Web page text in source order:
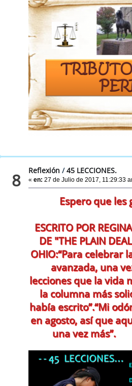
8 Reflexión /45 LECCIONES.
«en: 27 de Julio de 2017, 11:29:33
Espero que les
ESCRITO POR
DE "THE PLAIN
OHIO:“Para celebrar
avanzada, una
lecciones que la vida
la columna más
había escrito”.“Mi
en agosto, así que
una vez más”.